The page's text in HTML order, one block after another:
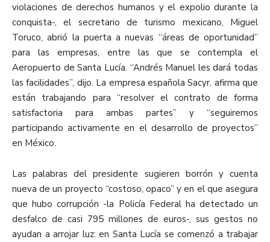
violaciones de derechos humanos y el expolio durante la
conquista-, el secretario de turismo mexicano, Miguel
Toruco, abrió la puerta a nuevas “áreas de oportunidad”
para las empresas, entre las que se contempla el
Aeropuerto de Santa Lucía. “Andrés Manuel les dará todas
las facilidades”, dijo. La empresa española Sacyr, afirma que
están trabajando para “resolver el contrato de forma
satisfactoria para ambas partes” y “seguiremos
participando activamente en el desarrollo de proyectos”
en México.
Las palabras del presidente sugieren borrón y cuenta
nueva de un proyecto “costoso, opaco” y en el que asegura
que hubo corrupción -la Policía Federal ha detectado un
desfalco de casi 795 millones de euros-, sus gestos no
ayudan a arrojar luz: en Santa Lucía se comenzó a trabajar